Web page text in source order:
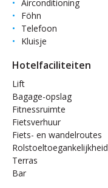
Airconditioning
Föhn
Telefoon
Kluisje
Hotelfaciliteiten
Lift
Bagage-opslag
Fitnessruimte
Fietsverhuur
Fiets- en wandelroutes
Rolstoeltoegankelijkheid
Terras
Bar